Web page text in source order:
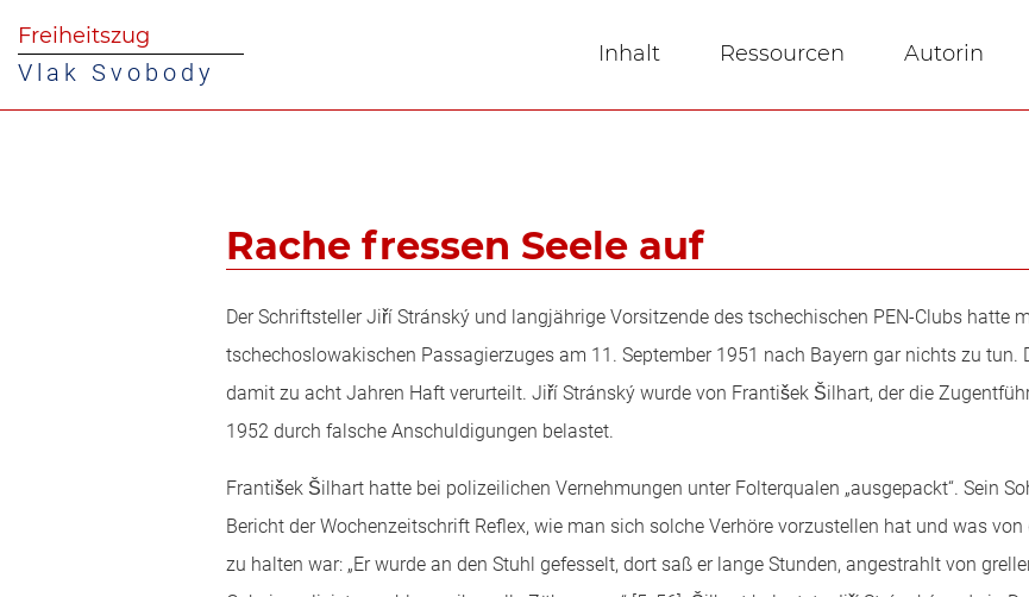
Freiheitszug
Vlak Svobody
Inhalt Ressourcen Autorin
Rache fressen Seele auf
Der Schriftsteller Jiří Stránský und langjährige Vorsitzende des tschechischen PEN-Clubs hatte
tschechoslowakischen Passagierzuges am 11. September 1951 nach Bayern gar nichts zu tun.
damit zu acht Jahren Haft verurteilt. Jiří Stránský wurde von František Šilhart, der die
1952 durch falsche Anschuldigungen belastet.
František Šilhart hatte bei polizeilichen Vernehmungen unter Folterqualen „ausgepackt“. Sein
Bericht der Wochenzeitschrift Reflex, wie man sich solche Verhöre vorzustellen hat und was von
zu halten war: „Er wurde an den Stuhl gefesselt, dort saß er lange Stunden, angestrahlt von